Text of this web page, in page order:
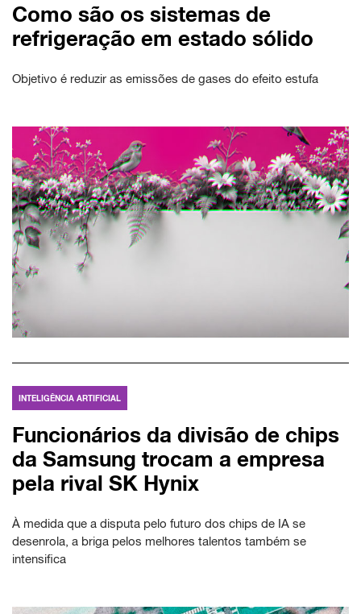
Como são os sistemas de
refrigeração em estado sólido
Objetivo é reduzir as emissões de gases do efeito estufa
INTELIGÊNCIA ARTIFICIAL
Funcionários da divisão de chips
da Samsung trocam a empresa
pela rival SK Hynix
À medida que a disputa pelo futuro dos chips de IA se
desenrola, a briga pelos melhores talentos também se
intensifica